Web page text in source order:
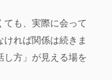
ても、実際に会って
れば関係は続きま
し方」が見える場を